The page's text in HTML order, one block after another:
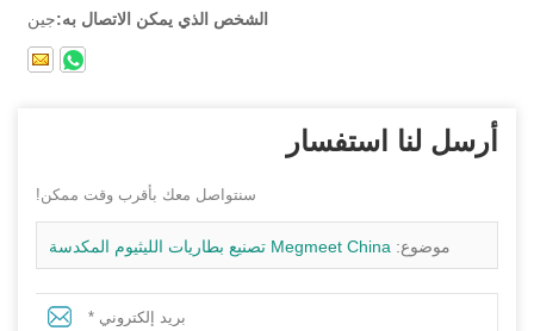
الشخص الذي يمكن الاتصال به:جين
أرسل لنا استفسار
سنتواصل معك بأقرب وقت ممكن!
موضوع: Megmeet China تصنيع بطاريات الليثيوم المكدسة
51.2 فولت 100 أمبير في الساعة بطاريات فوسفات الحديد